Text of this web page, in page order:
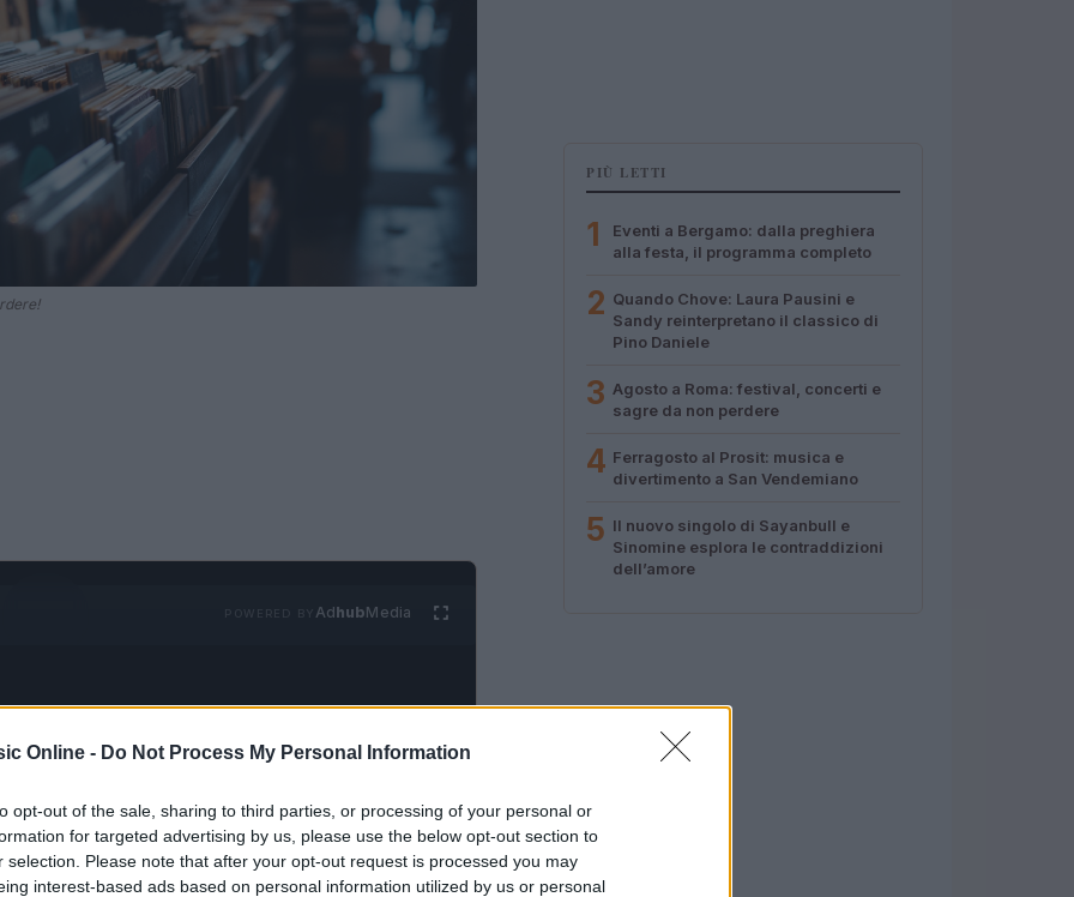
Online - Do Not Process My Personal Information
opt-out of the sale, sharing to third parties, or processing of your personal or
for targeted advertising by us, please use the below opt-out section to
selection. Please note that after your opt-out request is processed you may
interest-based ads based on personal information utilized by us or personal
POWERED BY AdhubMedia
differenza
PIÙ LETTI
1
Eventi a Bergamo: dalla preghiera
alla festa, il programma completo
2 Quando Chove: Laura Pausini e
Sandy reinterpretano il classico di
Pino Daniele
3 Agosto a Roma: festival, concerti e
sagre da non perdere
4 Ferragosto al Prosit: musica e
divertimento a San Vendemiano
5 Il nuovo singolo di Sayanbull e
Sinomine esplora le contraddizioni
dell’amore